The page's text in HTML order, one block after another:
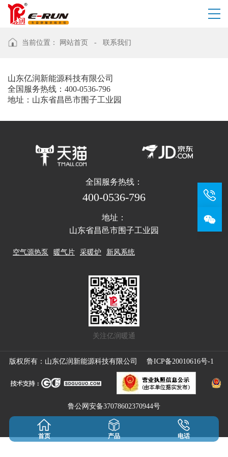
当前位置： 网站首页 - 联系我们
山东亿润新能源科技有限公司
全国服务热线：400-0536-796
地址：山东省昌邑市围子工业园
全国服务热线：
400-0536-796
地址：
山东省昌邑市围子工业园
空气源热泵 暖气片 采暖炉 新风系统
关注亿润暖通
版权所有：山东亿润新能源科技有限公司 鲁ICP备20010616号-1
鲁公网安备37078602370944号
首页 产品 电话